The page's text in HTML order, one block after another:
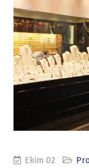
Ekim 02